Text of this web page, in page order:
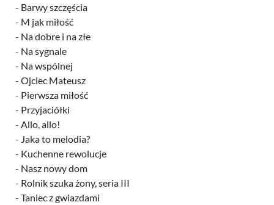
- Barwy szczęścia
- M jak miłość
- Na dobre i na złe
- Na sygnale
- Na wspólnej
- Ojciec Mateusz
- Pierwsza miłość
- Przyjaciółki
- Allo, allo!
- Jaka to melodia?
- Kuchenne rewolucje
- Nasz nowy dom
- Rolnik szuka żony, seria III
- Taniec z gwiazdami